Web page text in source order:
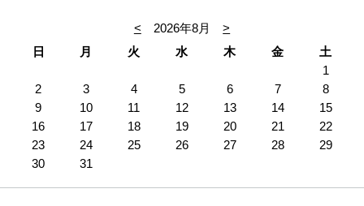
< 2026年8月
>
日
月 火 水 木 金
土
1
2
3 4 5 6 7
8
9
10 11 12 13 14
15
16
17 18 19 20 21
22
23
24 25 26 27 28
29
30
31